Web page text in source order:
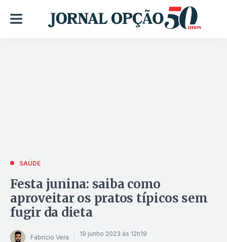
SAÚDE
Festa junina: saiba como
aproveitar os pratos típicos sem
fugir da dieta
Fabrício Vera 19 junho 2023 às 12h19